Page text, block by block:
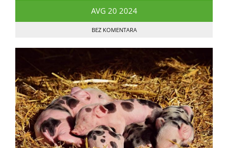
AVG 20 2024
BEZ KOMENTARA